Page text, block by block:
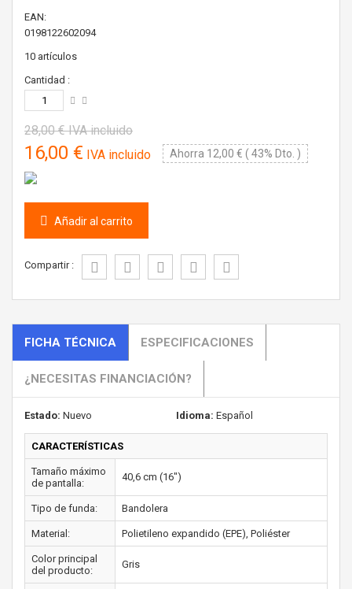
EAN:
0198122602094
10 artículos
Cantidad :
28,00 €IVA incluido
16,00 € IVA incluido Ahorra 12,00 € ( 43% Dto. )
Añadir al carrito
Compartir :
FICHA TÉCNICA ESPECIFICACIONES
¿NECESITAS FINANCIACIÓN?
Estado: Nuevo Idioma: Español
CARACTERÍSTICAS
Tamaño máximo
de pantalla:
40,6 cm (16")
Tipo de funda: Bandolera
Material: Polietileno expandido (EPE), Poliéster
Color principal
del producto:
Gris